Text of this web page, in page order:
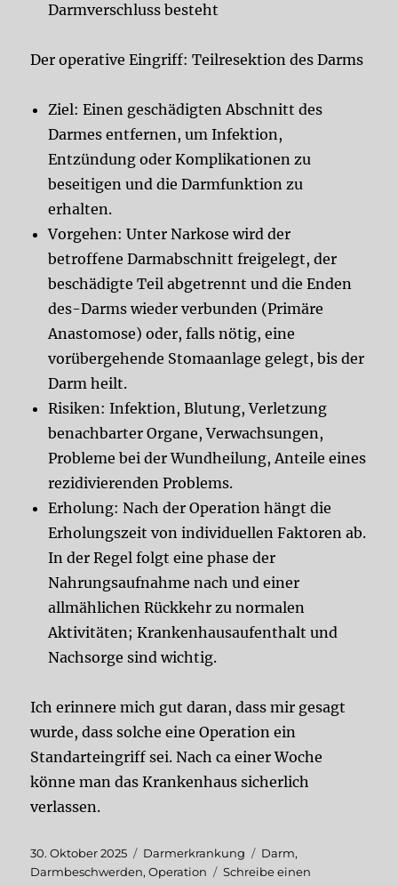
Darmverschluss besteht
Der operative Eingriff: Teilresektion des Darms
Ziel: Einen geschädigten Abschnitt des
Darmes entfernen, um Infektion,
Entzündung oder Komplikationen zu
beseitigen und die Darmfunktion zu
erhalten.
Vorgehen: Unter Narkose wird der
betroffene Darmabschnitt freigelegt, der
beschädigte Teil abgetrennt und die Enden
des-Darms wieder verbunden (Primäre
Anastomose) oder, falls nötig, eine
vorübergehende Stomaanlage gelegt, bis der
Darm heilt.
Risiken: Infektion, Blutung, Verletzung
benachbarter Organe, Verwachsungen,
Probleme bei der Wundheilung, Anteile eines
rezidivierenden Problems.
Erholung: Nach der Operation hängt die
Erholungszeit von individuellen Faktoren ab.
In der Regel folgt eine phase der
Nahrungsaufnahme nach und einer
allmählichen Rückkehr zu normalen
Aktivitäten; Krankenhausaufenthalt und
Nachsorge sind wichtig.
Ich erinnere mich gut daran, dass mir gesagt
wurde, dass solche eine Operation ein
Standarteingriff sei. Nach ca einer Woche
könne man das Krankenhaus sicherlich
verlassen.
Veröffentlicht
am
30. Oktober 2025 Kategorien
Darmerkrankung Schlagwörter
Darm,
Darmbeschwerden,Operation
Schreibe einen